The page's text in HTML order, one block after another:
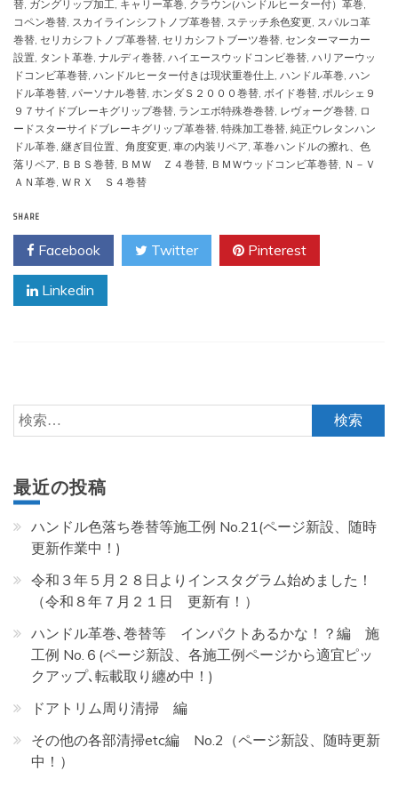
替, ガングリップ加工, キャリー革巻, クラウン(ハンドルヒーター付）革巻,
コペン巻替, スカイラインシフトノブ革巻替, ステッチ糸色変更, スパルコ革
巻替, セリカシフトノブ革巻替, セリカシフトブーツ巻替, センターマーカー
設置, タント革巻, ナルディ巻替, ハイエースウッドコンビ巻替, ハリアーウッ
ドコンビ革巻替, ハンドルヒーター付きは現状重巻仕上, ハンドル革巻, ハン
ドル革巻替, パーソナル巻替, ホンダＳ２０００巻替, ボイド巻替, ポルシェ９
９７サイドブレーキグリップ巻替, ランエボ特殊巻巻替, レヴォーグ巻替, ロ
ードスターサイドブレーキグリップ革巻替, 特殊加工巻替, 純正ウレタンハン
ドル革巻, 継ぎ目位置、角度変更, 車の内装リペア, 革巻ハンドルの擦れ、色
落リペア, ＢＢＳ巻替, ＢＭＷ Ｚ４巻替, ＢＭＷウッドコンビ革巻替, Ｎ－Ｖ
ＡＮ革巻, ＷＲＸ Ｓ４巻替
SHARE
Facebook Twitter Pinterest
Linkedin
検
索:
最近の投稿
ハンドル色落ち巻替等施工例 No.21(ページ新設、随時
更新作業中！)
令和３年５月２８日よりインスタグラム始めました！
（令和８年７月２１日 更新有！）
ハンドル革巻､巻替等 インパクトあるかな！？編 施
工例 No.６(ページ新設、各施工例ページから適宜ピッ
クアップ､転載取り纏め中！)
ドアトリム周り清掃 編
その他の各部清掃etc編 No.2（ページ新設、随時更新
中！）